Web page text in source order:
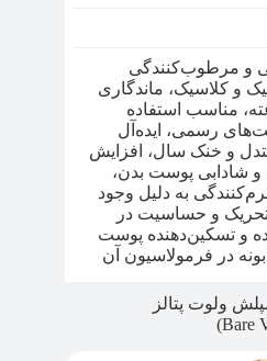
و مرطوب‌کنندگی
کلاسیک، ماندگاری
مناسب استفاده
رسمی، ایده‌آل
و خنک سال، افزایش
شادابی پوست بدن،
به دلیل وجود
تحریک و حساسیت در
و تسکین‌دهنده پوست
در فرمولاسیون آن
ولوت پتالز